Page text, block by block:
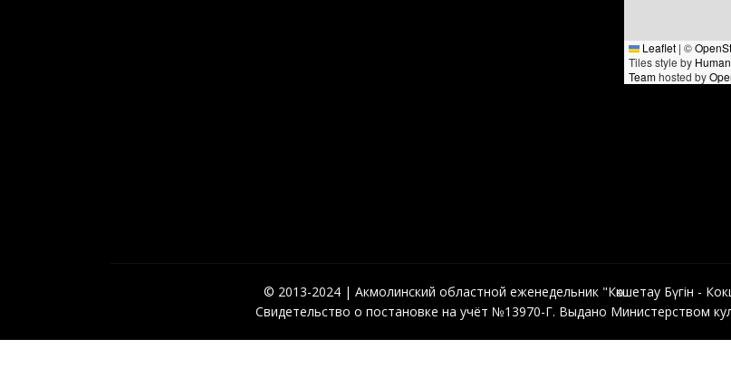
Leaflet | ©
Tiles style by
Teamhosted by
© 2013-2024 | Акмолинский областной еженедельник "Көкшетау Бүгін -
Свидетельство о постановке на учёт №13970-Г. Выдано Министерством